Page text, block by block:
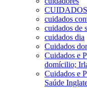
CUIDADOS
cuidados
cuidados de
cuidados dia
Cuidados
Cuidados e
domícilio;
Cuidados e
Saúde